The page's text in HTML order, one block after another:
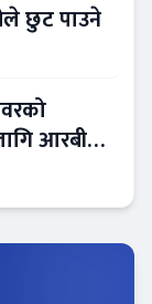
छुट पाउने
आरबीबी